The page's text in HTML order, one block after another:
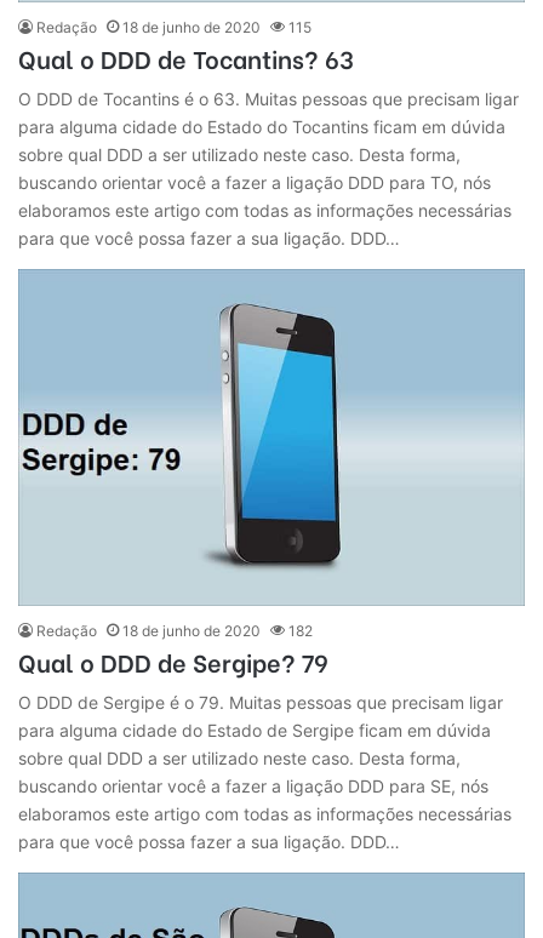
Redação 18 de junho de 2020 115
Qual o DDD de Tocantins? 63
O DDD de Tocantins é o 63. Muitas pessoas que precisam ligar
para alguma cidade do Estado do Tocantins ficam em dúvida
sobre qual DDD a ser utilizado neste caso. Desta forma,
buscando orientar você a fazer a ligação DDD para TO, nós
elaboramos este artigo com todas as informações necessárias
para que você possa fazer a sua ligação. DDD…
Redação 18 de junho de 2020 182
Qual o DDD de Sergipe? 79
O DDD de Sergipe é o 79. Muitas pessoas que precisam ligar
para alguma cidade do Estado de Sergipe ficam em dúvida
sobre qual DDD a ser utilizado neste caso. Desta forma,
buscando orientar você a fazer a ligação DDD para SE, nós
elaboramos este artigo com todas as informações necessárias
para que você possa fazer a sua ligação. DDD…